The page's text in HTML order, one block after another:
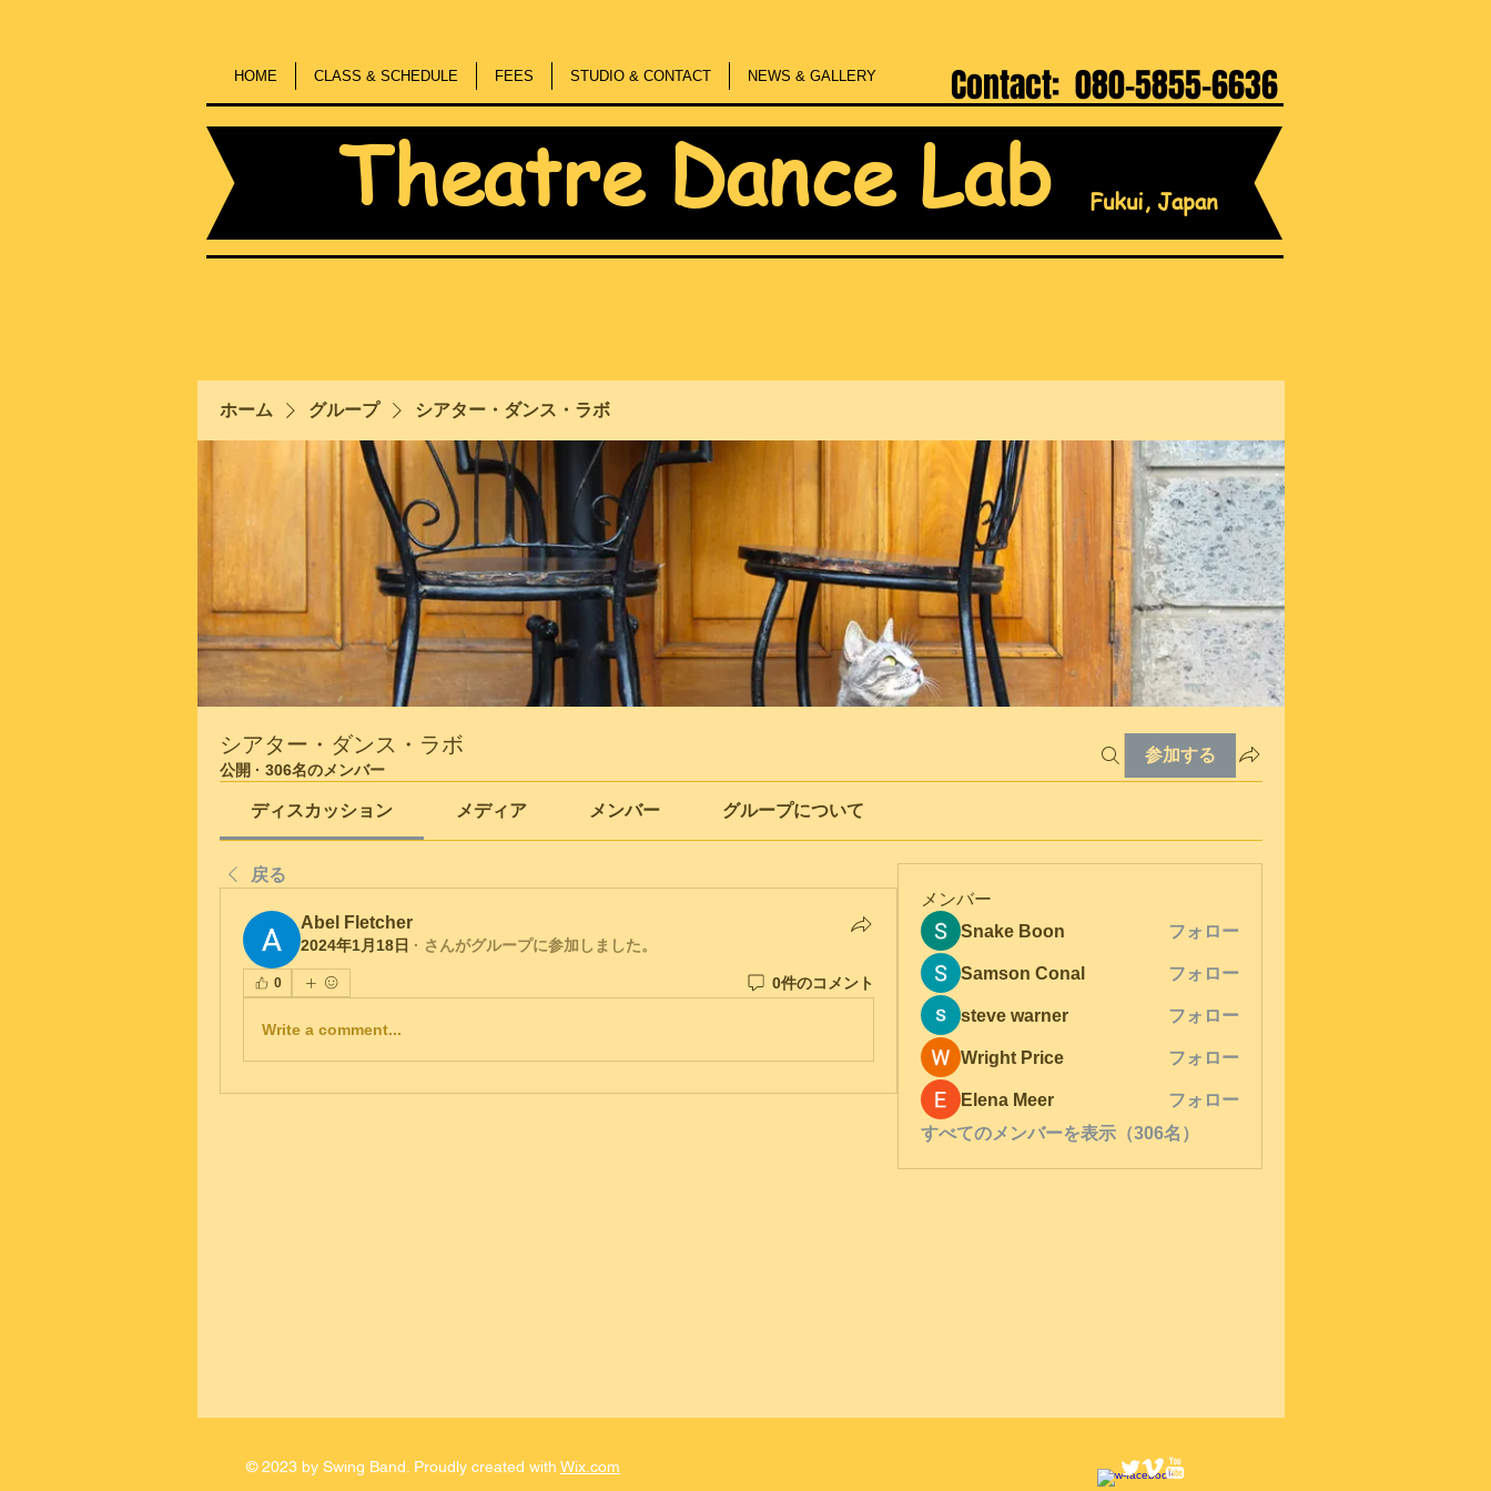
Contact: 080-5855-6636
HOME CLASS & SCHEDULE FEES STUDIO & CONTACT NEWS & GALLERY
Theatre Dance Lab Fukui, Japan
ホーム グループ シアター・ダンス・ラボ
シアター・ダンス・ラボ
公開 · 306名のメンバー
参加する
ディスカッション メディア メンバー グループについて
戻る
Abel Fletcher
2024年1月18日 · さんがグループに参加しました。
0 0件のコメント
Write a comment...
メンバー
Snake Boon フォロー
Samson Conal フォロー
steve warner フォロー
Wright Price フォロー
Elena Meer
フォロー
すべてのメンバーを表示（306名）
© 2023 by Swing Band. Proudly created with Wix.com